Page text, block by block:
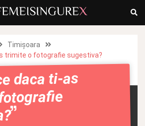
Timișoara
trimite o fotografie sugestiva?
daca ti-as